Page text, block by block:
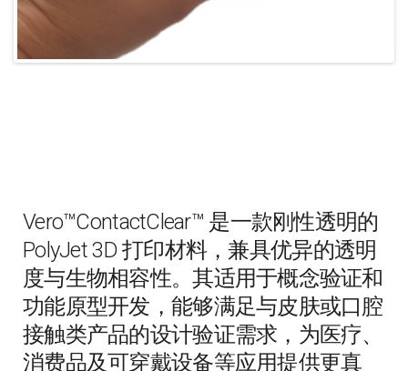
Vero™ContactClear™ 是一款刚性透明的
PolyJet 3D 打印材料，兼具优异的透明
度与生物相容性。其适用于概念验证和
功能原型开发，能够满足与皮肤或口腔
接触类产品的设计验证需求，为医疗、
消费品及可穿戴设备等应用提供更真